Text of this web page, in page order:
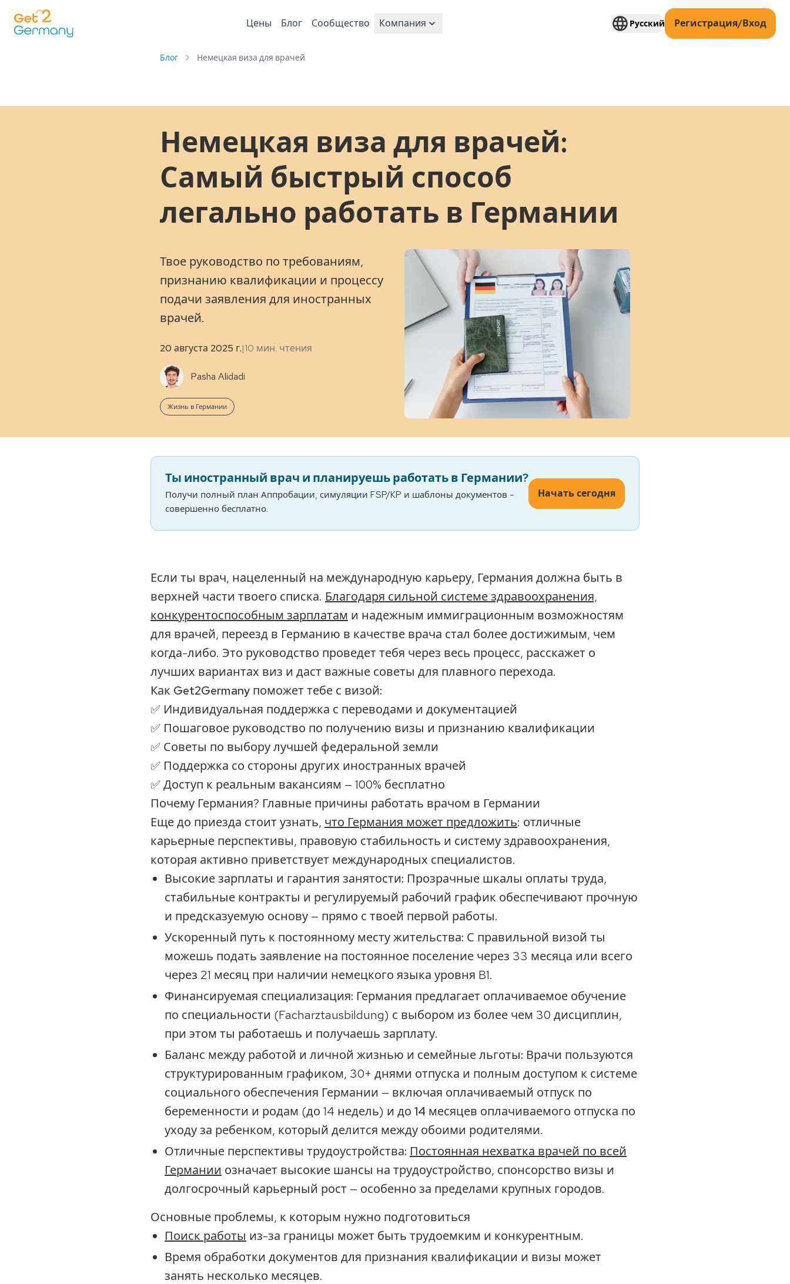
Цены Блог Сообщество Компания Русский Регистрация/Вход
Блог Немецкая виза для врачей
Немецкая виза для врачей:
Самый быстрый способ
легально работать в Германии
Твое руководство по требованиям,
признанию квалификации и процессу
подачи заявления для иностранных
врачей.
20 августа 2025 г.|10 мин. чтения
Pasha Alidadi
Жизнь в Германии
Ты иностранный врач и планируешь работать в Германии?
Получи полный план Аппробации, симуляции FSP/KP и шаблоны документов –
совершенно бесплатно.
Начать сегодня
Если ты врач, нацеленный на международную карьеру, Германия должна быть в
верхней части твоего списка. Благодаря сильной системе здравоохранения,
конкурентоспособным зарплатам и надежным иммиграционным возможностям
для врачей, переезд в Германию в качестве врача стал более достижимым, чем
когда-либо. Это руководство проведет тебя через весь процесс, расскажет о
лучших вариантах виз и даст важные советы для плавного перехода.
Как Get2Germany поможет тебе с визой:
✅ Индивидуальная поддержка с переводами и документацией
✅ Пошаговое руководство по получению визы и признанию квалификации
✅ Советы по выбору лучшей федеральной земли
✅ Поддержка со стороны других иностранных врачей
✅ Доступ к реальным вакансиям — 100% бесплатно
Почему Германия? Главные причины работать врачом в Германии
Еще до приезда стоит узнать, что Германия может предложить: отличные
карьерные перспективы, правовую стабильность и систему здравоохранения,
которая активно приветствует международных специалистов.
Высокие зарплаты и гарантия занятости: Прозрачные шкалы оплаты труда,
стабильные контракты и регулируемый рабочий график обеспечивают прочную
и предсказуемую основу — прямо с твоей первой работы.
Ускоренный путь к постоянному месту жительства: С правильной визой ты
можешь подать заявление на постоянное поселение через 33 месяца или всего
через 21 месяц при наличии немецкого языка уровня B1.
Финансируемая специализация: Германия предлагает оплачиваемое обучение
по специальности (Facharztausbildung) с выбором из более чем 30 дисциплин,
при этом ты работаешь и получаешь зарплату.
Баланс между работой и личной жизнью и семейные льготы: Врачи пользуются
структурированным графиком, 30+ днями отпуска и полным доступом к системе
социального обеспечения Германии — включая оплачиваемый отпуск по
беременности и родам (до 14 недель) и до 14 месяцев оплачиваемого отпуска по
уходу за ребенком, который делится между обоими родителями.
Отличные перспективы трудоустройства: Постоянная нехватка врачей по всей
Германии означает высокие шансы на трудоустройство, спонсорство визы и
долгосрочный карьерный рост — особенно за пределами крупных городов.
Основные проблемы, к которым нужно подготовиться
Поиск работы из-за границы может быть трудоемким и конкурентным.
Время обработки документов для признания квалификации и визы может
занять несколько месяцев.